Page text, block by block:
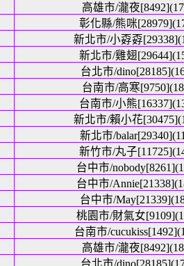
高雄市/瀧夜
彰化縣/熊咪
新北市/小孬孬
新北市/雞翅
台北市/
台南市/高寒
台南市/小熊
新北市/賴小花
新北市/
新竹市/丸子
台中市/
台中市/
台中市/
桃園市/財氣女
台南市/
高雄市/瀧夜
台北市/